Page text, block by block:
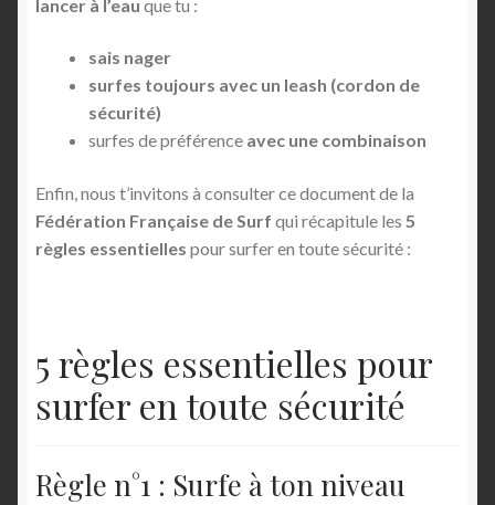
lancer à l’eau que tu :
sais nager
surfes toujours avec un leash (cordon de
sécurité)
surfes de préférence avec une combinaison
Enfin, nous t’invitons à consulter ce document de la
Fédération Française de Surf qui récapitule les 5
règles essentielles pour surfer en toute sécurité :
5 règles essentielles pour
surfer en toute sécurité
Règle n°1 : Surfe à ton niveau